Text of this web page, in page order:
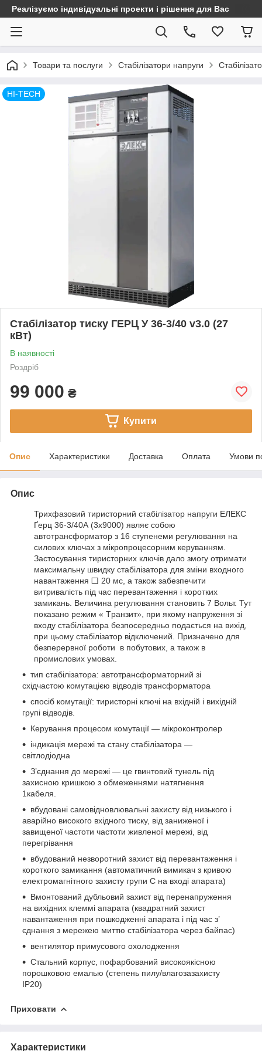
Реалізуємо індивідуальні проекти і рішення для Вас
Товари та послуги Стабілізатори напруги
HI-TECH
Стабілізатор тиску ГЕРЦ У 36-3/40 v3.0 (27
кВт)
В наявності
Роздріб
99 000 ₴
Купити
Опис Характеристики Доставка Оплата Умови
Опис
Трихфазовий тиристорний стабілізатор напруги ЕЛЕКС
Ґерц 36-3/40А (3x9000) являє собою
автотрансформатор з 16 ступенеми регулювання на
силових ключах з мікропроцесорним керуванням.
Застосування тиристорних ключів дало змогу отримати
максимальну швидку стабілізатора для зміни входного
навантаження ❏ 20 мс, а також забезпечити
витривалість під час перевантаження і коротких
замикань. Величина регулювання становить 7 Вольт. Тут
показано режим « Tранзит», при якому напруження зі
входу стабілізатора безпосередньо подається на вихід,
при цьому стабілізатор відключений. Призначено для
безперервної роботи в побутових, а також в
промислових умовах.
тип стабілізатора: автотрансформаторний зі
східчастою комутацією відводів трансформатора
спосіб комутації: тиристорні ключі на вхідній і вихідній
групі відводів.
Керування процесом комутації — мікроконтролер
індикація мережі та стану стабілізатора —
світлодіодна
З’єднання до мережі — це гвинтовий тунель під
захисною кришкою з обмеженнями натягнення
1кабеля.
вбудовані самовідновлювальні захисту від низького і
аварійно високого вхідного тиску, від заниженої і
завищеної частоти частоти живленої мережі, від
перегрівання
вбудований незворотний захист від перевантаження і
короткого замикання (автоматичний вимикач з кривою
електромагнітного захисту групи С на вході апарата)
Вмонтований дубльовий захист від перенапруження
на вихідних клеммі апарата (квадратний захист
навантаження при пошкодженні апарата і під час з’
єднання з мережею миттю стабілізатора через байпас)
вентилятор примусового охолодження
Стальний корпус, пофарбований високоякісною
порошковою емалью (cтепень пилу/влагозазахисту
IP20)
Приховати
Характеристики